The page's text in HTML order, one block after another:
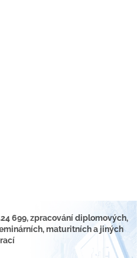
699, zpracování diplomových,
maturitních a jiných